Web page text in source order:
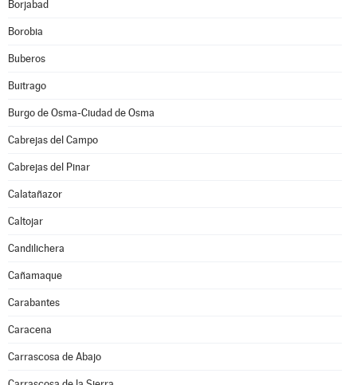
Borjabad
Borobia
Buberos
Buitrago
Burgo de Osma-Ciudad de Osma
Cabrejas del Campo
Cabrejas del Pinar
Calatañazor
Caltojar
Candilichera
Cañamaque
Carabantes
Caracena
Carrascosa de Abajo